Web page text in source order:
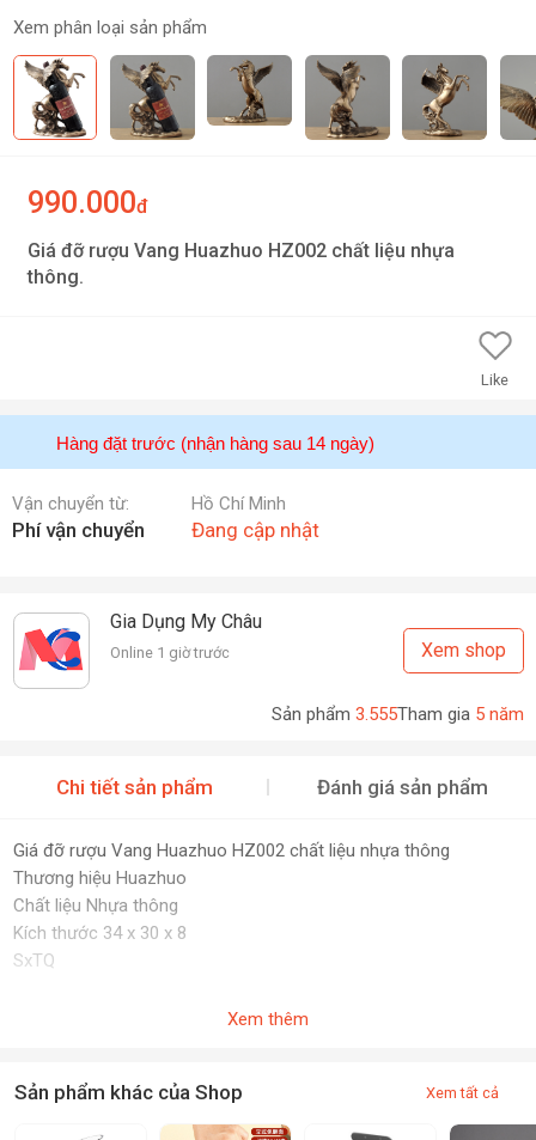
Xem phân loại sản phẩm
990.000đ
Giá đỡ rượu Vang Huazhuo HZ002 chất liệu nhựa
thông.
Like
Hàng đặt trước (nhận hàng sau 14 ngày)
Vận chuyển từ: Hồ Chí Minh
Phí vận chuyển Đang cập nhật
Gia Dụng My Châu
Online 1 giờ trước Xem shop
Sản phẩm 3.555Tham gia 5 năm
Chi tiết sản phẩm Đánh giá sản phẩm
Giá đỡ rượu Vang Huazhuo HZ002 chất liệu nhựa thông
Thương hiệu Huazhuo
Chất liệu Nhựa thông
Kích thước 34 x 30 x 8
SxTQ
Xem thêm
Sản phẩm khác của Shop Xem tất cả